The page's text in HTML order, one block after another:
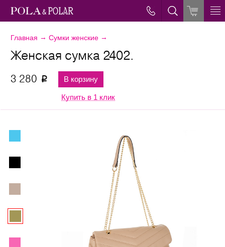
Главная → Сумки женские →
Женская сумка 2402.
3 280 p В корзину
Купить в 1 клик